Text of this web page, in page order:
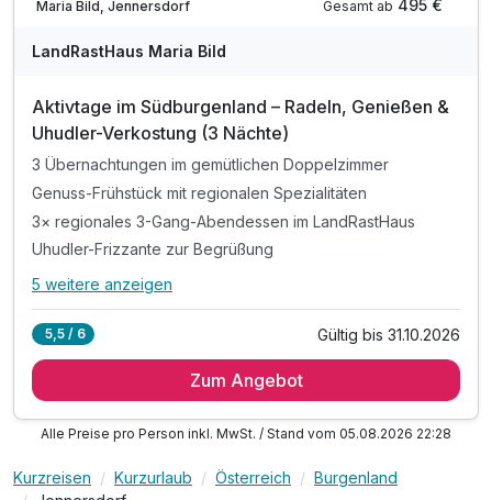
Maria Bild, Jennersdorf
Gesamt ab 495 €
LandRastHaus Maria Bild
Aktivtage im Südburgenland – Radeln, Genießen &
Uhudler-Verkostung (3 Nächte)
3 Übernachtungen im gemütlichen Doppelzimmer
Genuss-Frühstück mit regionalen Spezialitäten
3× regionales 3-Gang-Abendessen im LandRastHaus
Uhudler-Frizzante zur Begrüßung
Alle Inklusivleistungen
Genuss-Frühstück mit regionalen Spezialitäten
Uhudler-Frizzante zur Begrüßung
Verkostung: Uhudler ODER regionale Biersorten
20 % Ermäßigung für die Therme Loipersdorf*
5 weitere anzeigen
5,5 / 6 Gültig bis 31.10.2026
Zum Angebot
Alle Preise pro Person inkl. MwSt. / Stand vom 05.08.2026 22:28
Kurzreisen Kurzurlaub Österreich
Burgenland